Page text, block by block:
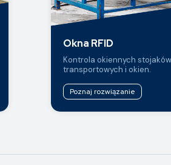
Okna RFID
Kontrola okiennych
transportowych i okien.
Poznaj rozwiązanie